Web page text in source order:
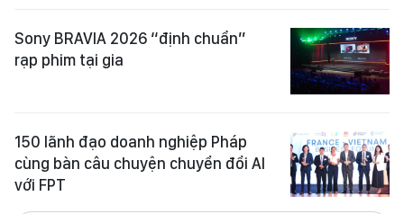
Sony BRAVIA 2026 “định chuẩn”
rạp phim tại gia
150 lãnh đạo doanh nghiệp Pháp
cùng bàn câu chuyện chuyển đổi AI
với FPT